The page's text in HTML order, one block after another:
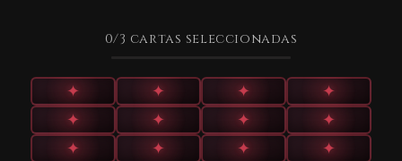
0/3 cartas seleccionadas
✦ ✦ ✦
✦
✦
✦ ✦
✦
✦
✦ ✦
✦